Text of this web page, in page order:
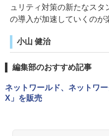
ュリティ対策の新たなス
の導入が加速していくのが
小山 健治
編集部のおすすめ記事
ネットワールド、ネットワ
X」を販売